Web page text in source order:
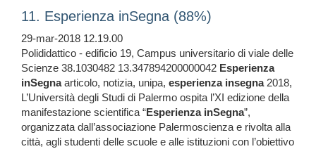
11. Esperienza inSegna (88%)
29-mar-2018 12.19.00
Polididattico - edificio 19, Campus universitario di viale delle
Scienze 38.1030482 13.347894200000042 Esperienza
inSegnaarticolo, notizia, unipa, esperienza insegna2018,
L’Università degli Studi di Palermo ospita l’XI edizione della
manifestazione scientifica “Esperienza inSegna”,
organizzata dall’associazione Palermoscienza e rivolta alla
città, agli studenti delle scuole e alle istituzioni con l’obiettivo